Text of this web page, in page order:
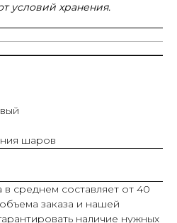
условий хранения.
шаров
среднем составляет от 40
заказа и нашей
наличие нужных